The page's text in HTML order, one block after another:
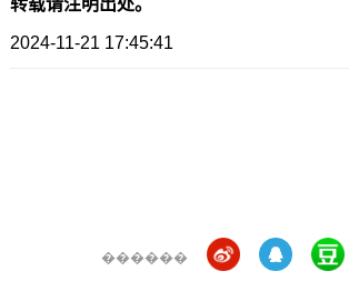
转载请注明出处。
2024-11-21 17:45:41
������